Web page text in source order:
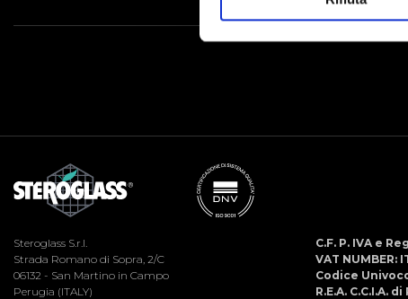
Steroglass S.r.l.
Strada Romano di Sopra, 2/C
06132 - San Martino in Campo
Perugia (ITALY)
C.F. P. IVA e
VAT NUMBER:
Codice
R.E.A. C.C.I.A.